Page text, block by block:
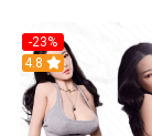
-23%
4.8